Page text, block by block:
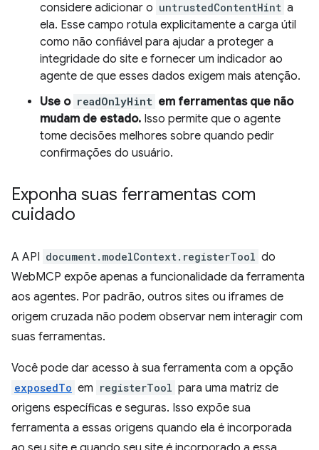
considere adicionar o untrustedContentHint a
ela. Esse campo rotula explicitamente a carga útil
como não confiável para ajudar a proteger a
integridade do site e fornecer um indicador ao
agente de que esses dados exigem mais atenção.
Use o readOnlyHint em ferramentas que não
mudam de estado. Isso permite que o agente
tome decisões melhores sobre quando pedir
confirmações do usuário.
Exponha suas ferramentas com
cuidado
A API document.modelContext.registerTool do
WebMCP expõe apenas a funcionalidade da ferramenta
aos agentes. Por padrão, outros sites ou iframes de
origem cruzada não podem observar nem interagir com
suas ferramentas.
Você pode dar acesso à sua ferramenta com a opção
exposedTo em registerTool para uma matriz de
origens específicas e seguras. Isso expõe sua
ferramenta a essas origens quando ela é incorporada